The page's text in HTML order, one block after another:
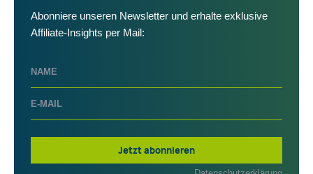
Abonniere unseren Newsletter und erhalte exklusive
Affiliate-Insights per Mail:
Jetzt abonnieren